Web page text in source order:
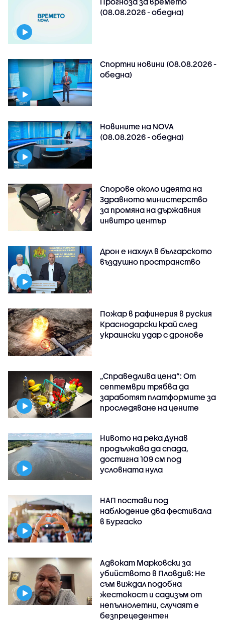
(08.08.2026 - обедна)
Спортни новини (08.08.2026 -
обедна)
Новините на NOVA
(08.08.2026 - обедна)
Спорове около идеята на
Здравното министерство
за промяна на държавния
инвитро център
Дрон е нахлул в българското
въздушно пространство
Пожар в рафинерия в руския
Краснодарски край след
украински удар с дронове
„Справедлива цена“: От
септември трябва да
заработят платформите за
проследяване на цените
Нивото на река Дунав
продължава да спада,
достигна 109 см под
условната нула
НАП постави под
наблюдение два фестивала
в Бургаско
Адвокат Марковски за
убийството в Пловдив: Не
съм виждал подобна
жестокост и садизъм от
непълнолетни, случаят е
безпрецедентен